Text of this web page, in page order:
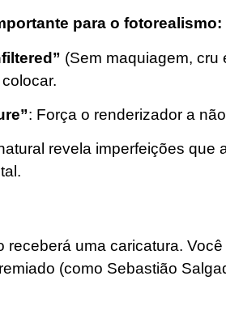
para o fotorealismo:
(Sem maquiagem, cru
: Força o renderizador a
revela imperfeições
receberá uma caricatura.
(como Sebastião